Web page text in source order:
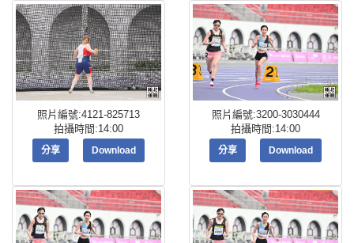
照片編號:4121-825713
拍攝時間:14:00
分享 Download
照片編號:3200-3030444
拍攝時間:14:00
分享 Download